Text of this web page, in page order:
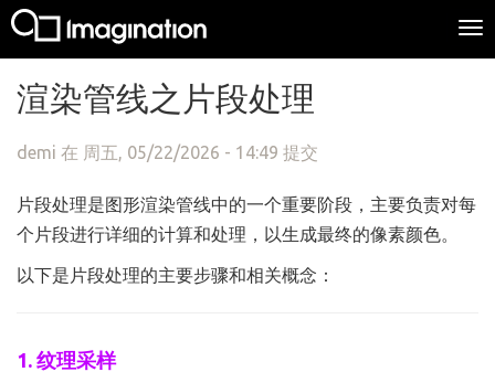
渲染管线之片段处理
demi 在 周五, 05/22/2026 - 14:49 提交
片段处理是图形渲染管线中的一个重要阶段，主要负责对每
个片段进行详细的计算和处理，以生成最终的像素颜色。
以下是片段处理的主要步骤和相关概念：
1. 纹理采样